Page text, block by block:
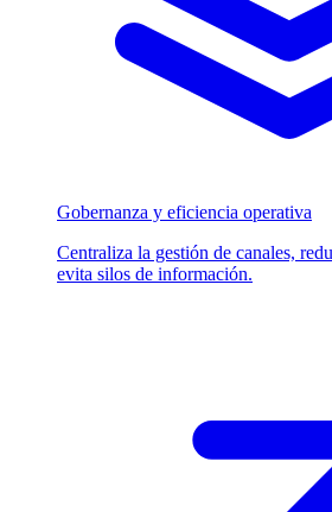
Gobernanza y eficiencia operativa
Centraliza la gestión de canales,
evita silos de información.